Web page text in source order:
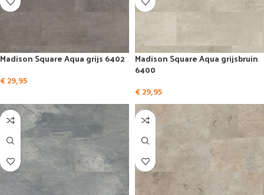
Madison Square Aqua grijs 6402
€29,95
Madison Square Aqua grijsbruin
6400
€29,95